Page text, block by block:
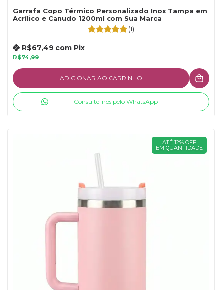
Garrafa Copo Térmico Personalizado Inox Tampa em
Acrílico e Canudo 1200ml com Sua Marca
(1)
R$74,99
R$67,49 com Pix
ADICIONAR AO CARRINHO
Consulte-nos pelo WhatsApp
ATÉ 12% OFF
EM QUANTIDADE